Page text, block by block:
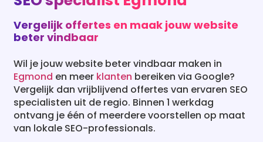
Vergelijk offertes en maak jouw website
beter vindbaar
Wil je jouw website beter vindbaar maken in
Egmond en meer klanten bereiken via Google?
Vergelijk dan vrijblijvend offertes van ervaren SEO
specialisten uit de regio. Binnen 1 werkdag
ontvang je één of meerdere voorstellen op maat
van lokale SEO-professionals.